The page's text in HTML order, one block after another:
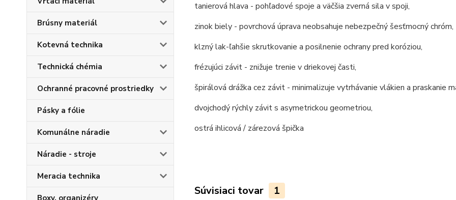
Brúsny materiál
Kotevná technika
Technická chémia
Ochranné pracovné prostriedky
Pásky a fólie
Komunálne náradie
Náradie - stroje
Meracia technika
Boxy, organizéry
tanierová hlava - pohľadové spoje a väčšia zverná sila v spoji,
zinok biely - povrchová úprava neobsahuje nebezpečný šesťmocný chróm,
klzný lak-ľahšie skrutkovanie a posilnenie ochrany pred koróziou,
frézujúci závit - znižuje trenie v driekovej časti,
špirálová drážka cez závit - minimalizuje vytrhávanie vlákien a praskanie
dvojchodý rýchly závit s asymetrickou geometriou,
ostrá ihlicová / zárezová špička
Súvisiaci tovar 1